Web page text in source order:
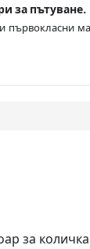
за пътуване.
първокласни
за